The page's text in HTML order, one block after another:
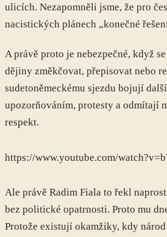
ulicích. Nezapomněli jsme, že pro
nacistických plánech „konečné
A právě proto je nebezpečné, když
dějiny změkčovat, přepisovat nebo
sudetoněmeckému sjezdu bojují
upozorňováním, protesty a odmítají
respekt.
https://www.youtube.com/
Ale právě Radim Fiala to řekl
bez politické opatrnosti. Proto mu
Protože existují okamžiky, kdy